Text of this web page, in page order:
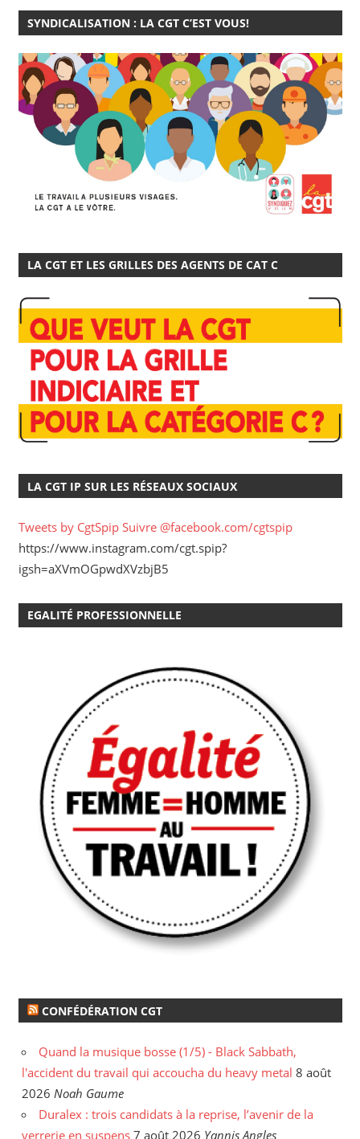
SYNDICALISATION : LA CGT C’EST VOUS!
LA CGT ET LES GRILLES DES AGENTS DE CAT C
LA CGT IP SUR LES RÉSEAUX SOCIAUX
Tweets by CgtSpip Suivre @facebook.com/cgtspip
https://www.instagram.com/cgt.spip?
igsh=aXVmOGpwdXVzbjB5
EGALITÉ PROFESSIONNELLE
CONFÉDÉRATION CGT
Quand la musique bosse (1/5) - Black Sabbath,
l'accident du travail qui accoucha du heavy metal 8 août
2026 Noah Gaume
Duralex : trois candidats à la reprise, l’avenir de la
verrerie en suspens 7 août 2026 Yannis Angles